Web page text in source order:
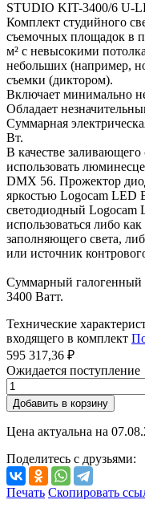
STUDIO KIT-3400/6 U-
Комплект студийного
съемочных площадок в
м² с невысокими
небольших (например,
съемки (диктором).
Включает минимально
Обладает
Суммарная
Вт.
В качестве заливающего
использовать
DMX 56. Прожектор
яркостью Logocam
светодиодный
использоваться либо
заполняющего света,
или источник
Суммарный галогенный
3400 Ватт.
Технические
входящего в комплект
595 317,36 ₽
Ожидается поступление
Добавить в корзину
Цена актуальна на
Поделитесь с друзьями:
Печать Скопировать